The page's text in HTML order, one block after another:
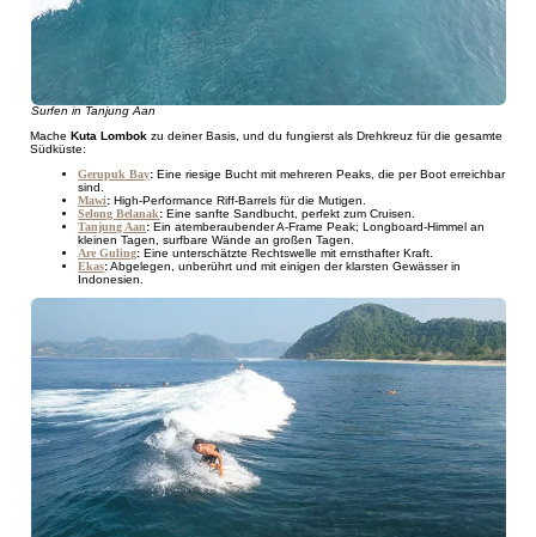
Surfen in Tanjung Aan
MacheKuta Lombok zu deiner Basis, und du fungierst als Drehkreuz für die gesamte
Südküste:
Gerupuk Bay: Eine riesige Bucht mit mehreren Peaks, die per Boot erreichbar
sind.
Mawi: High-Performance Riff-Barrels für die Mutigen.
Selong Belanak: Eine sanfte Sandbucht, perfekt zum Cruisen.
Tanjung Aan: Ein atemberaubender A-Frame Peak; Longboard-Himmel an
kleinen Tagen, surfbare Wände an großen Tagen.
Are Guling: Eine unterschätzte Rechtswelle mit ernsthafter Kraft.
Ekas:Abgelegen, unberührt und mit einigen der klarsten Gewässer in
Indonesien.